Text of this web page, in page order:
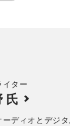
イター
氏
ーディオとデジ